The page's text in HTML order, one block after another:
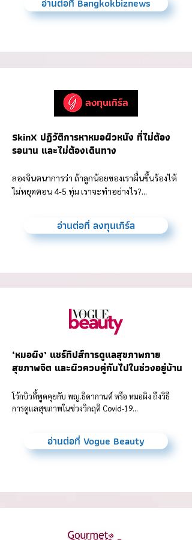
SkinX ปฏิวัติการหาหมอผิวหนัง ที่ไม่ต้อง
รอนาน และไม่ต้องเดินทาง
ลองจินตนาการว่า ถ้าลูกน้อยของเราผื่นขึ้นร้องไห้
ไม่หยุดตอน 4-5 ทุ่ม เราจะทำอย่างไร?...
อ่านต่อที่ ลงทุนเกิร์ล
‘หมอผิง’ แชร์ทิปส์การดูแลสุขภาพกาย
สุขภาพจิต และผิวควบคู่กันไปในช่วงอยู่บ้าน
โว้กบิวตี้พูดคุยกับ พญ.ธิดากานต์ หรือ หมอผิง ถึงวิธี
การดูแลสุขภาพในช่วงวิกฤติ Covid-19...
อ่านต่อที่ Vogue Beauty